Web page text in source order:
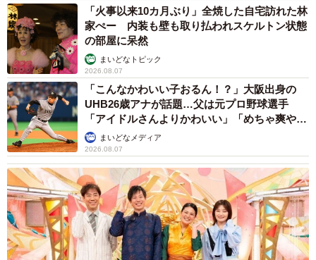
「火事以来10カ月ぶり」全焼した自宅訪れた林
家ぺー 内装も壁も取り払われスケルトン状態
の部屋に呆然
まいどなトピック
2026.08.07
「こんなかわいい子おるん！？」大阪出身の
UHB26歳アナが話題…父は元プロ野球選手
「アイドルさんよりかわいい」「めちゃ爽や
か」まいどなメディア
2026.08.07